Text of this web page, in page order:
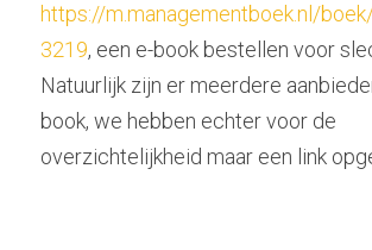
https://m.managementboek.nl/
3219, een e-book bestellen voor
Natuurlijk zijn er meerdere
book, we hebben echter voor de
overzichtelijkheid maar een link